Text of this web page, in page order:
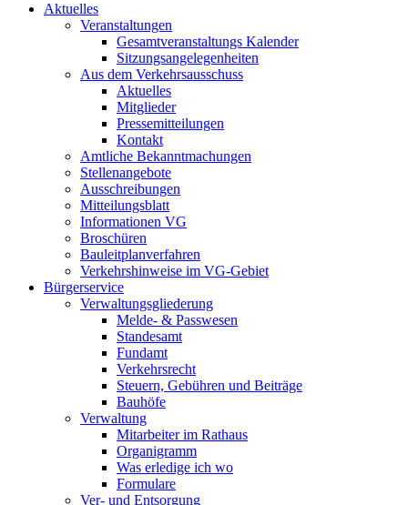
Aktuelles
Veranstaltungen
Gesamtveranstaltungs Kalender
Sitzungsangelegenheiten
Aus dem Verkehrsausschuss
Aktuelles
Mitglieder
Pressemitteilungen
Kontakt
Amtliche Bekanntmachungen
Stellenangebote
Ausschreibungen
Mitteilungsblatt
Informationen VG
Broschüren
Bauleitplanverfahren
Verkehrshinweise im VG-Gebiet
Bürgerservice
Verwaltungsgliederung
Melde- & Passwesen
Standesamt
Fundamt
Verkehrsrecht
Steuern, Gebühren und Beiträge
Bauhöfe
Verwaltung
Mitarbeiter im Rathaus
Organigramm
Was erledige ich wo
Formulare
Ver- und Entsorgung